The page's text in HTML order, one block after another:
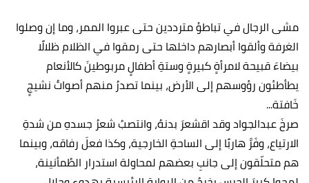
مشى الرجال في تباطؤ مترددين حتى عبروا الممر، وما إن وصلوا
الغرفة وألقوا أبصارهم داخلها حتى رمقوا في الظلام ظلالًا
بيضاءَ قبيحة لامرأةٍ كبيرةٍ وستةِ أطفالٍ مربوطينَ كالأنعام
يطأطئون رؤوسهم إلى الأرض، بينما تصدرُ منهم أصواتُ نشيجٍ
خَافتة...
صرخَ عبدالجواد وقد اقشعرَ بدنهُ، وانتصبُ شعرُ جسدهِ من شدةِ
الارتياع، وفَرَّ هاربًا إلى الساحةِ الخارجية، وكذا فعلَ رفاقه، وبينما
هم متحلّقون إلى جانبِ بعضهم لمحاولة استدرار الطُمأنينة،